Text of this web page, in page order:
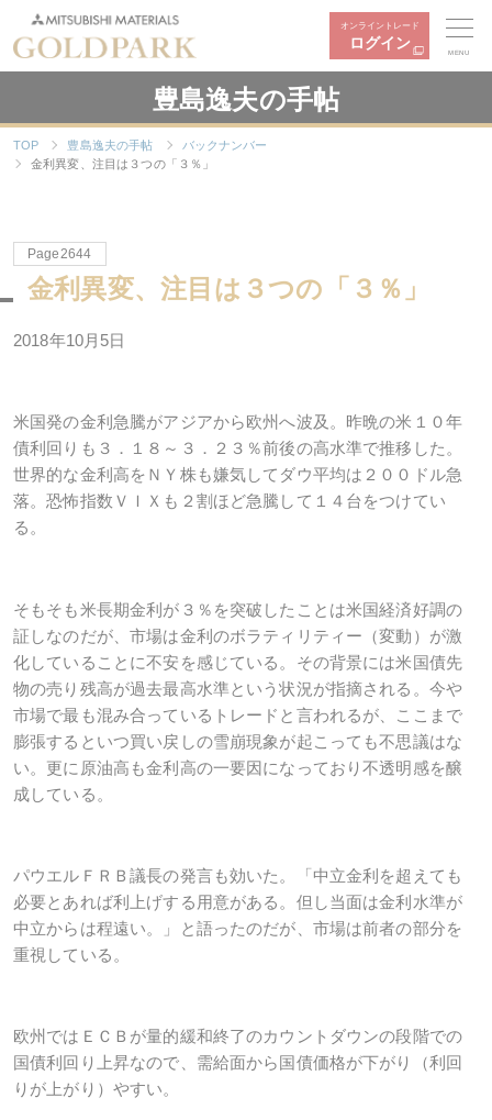
オンライントレード
ログイン
MENU
豊島逸夫の手帖
TOP 豊島逸夫の手帖
バックナンバー
金利異変、注目は３つの「３％」
Page2644
金利異変、注目は３つの「３％」
2018年10月5日
米国発の金利急騰がアジアから欧州へ波及。昨晩の米１０年
債利回りも３．１８～３．２３％前後の高水準で推移した。
世界的な金利高をＮＹ株も嫌気してダウ平均は２００ドル急
落。恐怖指数ＶＩＸも２割ほど急騰して１４台をつけてい
る。
そもそも米長期金利が３％を突破したことは米国経済好調の
証しなのだが、市場は金利のボラティリティー（変動）が激
化していることに不安を感じている。その背景には米国債先
物の売り残高が過去最高水準という状況が指摘される。今や
市場で最も混み合っているトレードと言われるが、ここまで
膨張するといつ買い戻しの雪崩現象が起こっても不思議はな
い。更に原油高も金利高の一要因になっており不透明感を醸
成している。
パウエルＦＲＢ議長の発言も効いた。「中立金利を超えても
必要とあれば利上げする用意がある。但し当面は金利水準が
中立からは程遠い。」と語ったのだが、市場は前者の部分を
重視している。
欧州ではＥＣＢが量的緩和終了のカウントダウンの段階での
国債利回り上昇なので、需給面から国債価格が下がり（利回
りが上がり）やすい。